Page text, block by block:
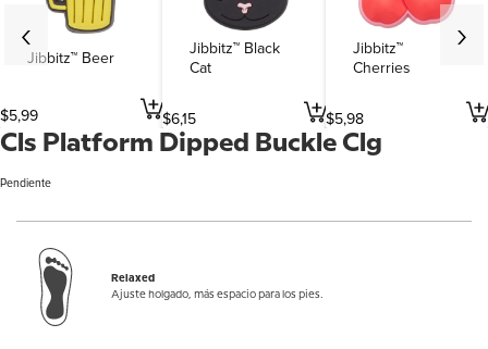
Jibbitz™ Beer
$5,99
Jibbitz™ Black
Cat
$6,15
Jibbitz™
Cherries
$5,98
Cls Platform Dipped Buckle Clg
Pendiente
Relaxed
Ajuste holgado, más espacio para los pies.